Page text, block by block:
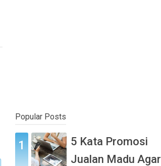
Popular Posts
5 Kata Promosi
Jualan Madu Agar